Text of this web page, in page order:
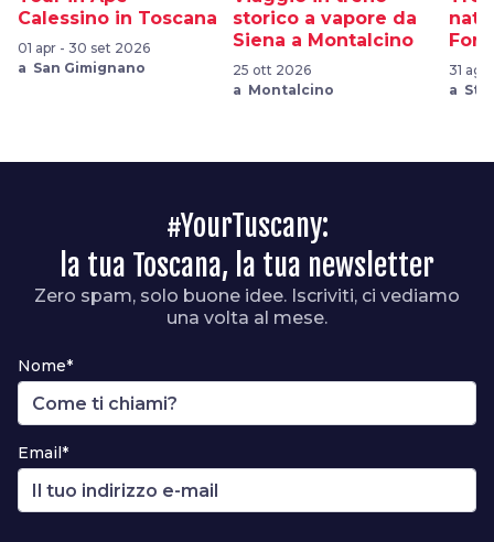
Calessino in Toscana
01 apr - 30 set 2026
a San Gimignano
storico a vapore da
Siena a Montalcino
25 ott 2026
a Montalcino
31
a
#YourTuscany:
la tua Toscana, la tua newsletter
Zero spam, solo buone idee. Iscriviti, ci vediamo
una volta al mese.
Nome*
Email*